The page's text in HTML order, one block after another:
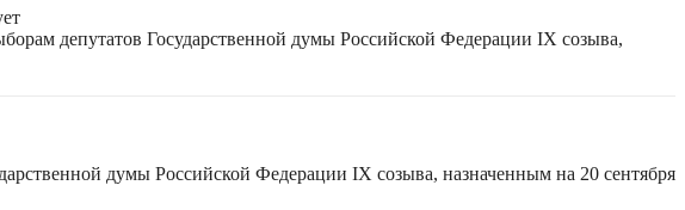
депутатов Государственной думы Российской Федерации IX созыва,
думы Российской Федерации IX созыва, назначенным на 20 сентября